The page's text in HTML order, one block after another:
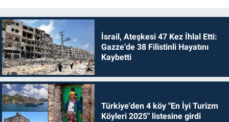
İsrail, Ateşkesi 47 Kez İhlal Etti:
Gazze’de 38 Filistinli Hayatını
Kaybetti
Türkiye'den 4 köy "En İyi Turizm
Köyleri 2025" listesine girdi